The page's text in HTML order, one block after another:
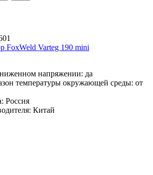
FoxWeld Varteg 190 mini
напряжении: да
температуры окружающей среды: от
Россия
Китай